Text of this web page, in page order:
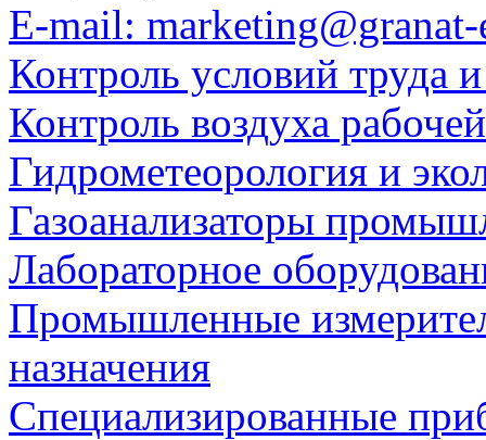
E-mail:
Контроль условий труда
Контроль воздуха
Гидрометеорология и
Газоанализаторы
Лабораторное
Промышленные
назначения
Специализированные